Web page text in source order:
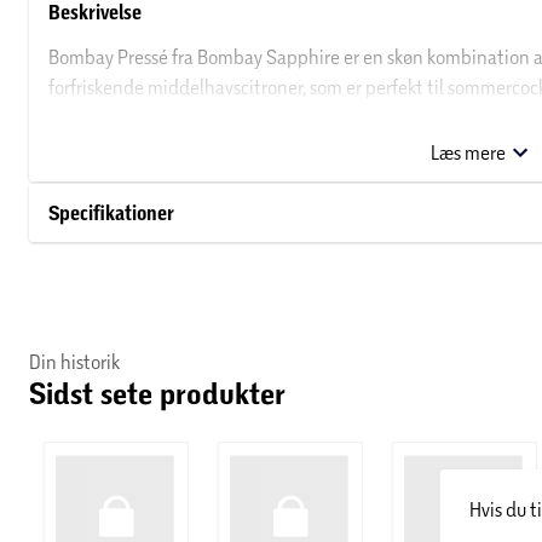
Beskrivelse
Bombay Pressé fra Bombay Sapphire er en skøn kombination
forfriskende middelhavscitroner, som er perfekt til
De forskellige gin produkter hos Bombay Sapphire er alle
Læs mere
Specifikationer
Din historik
Sidst sete produkter
Hvis du